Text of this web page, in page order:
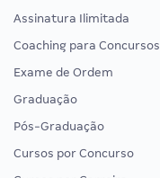
Assinatura Ilimitada
Coaching para Concursos
Exame de Ordem
Graduação
Pós-Graduação
Cursos por Concurso